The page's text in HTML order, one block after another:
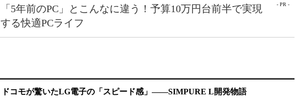
- PR -
「5年前のPC」とこんなに違う！予算10万円台前半で実現
する快適PCライフ
ドコモが驚いたLG電子の「スピード感」――SIMPURE L開発物語